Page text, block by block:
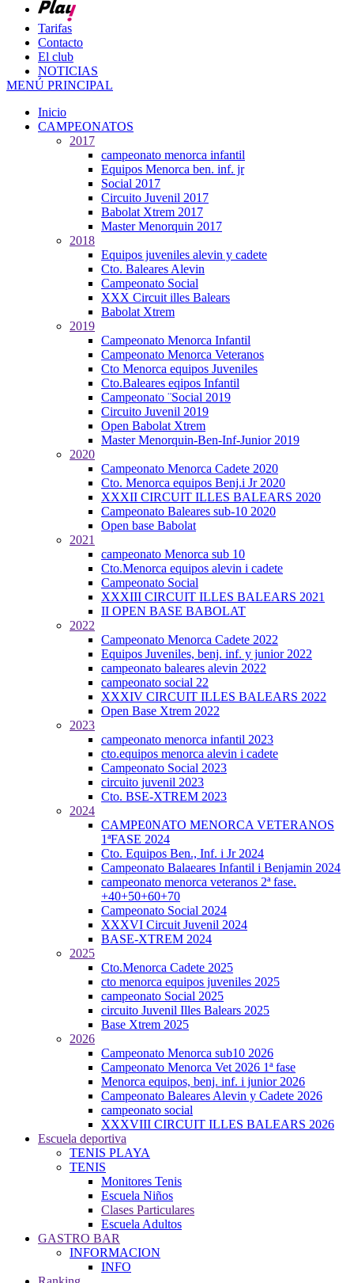
Tarifas
Contacto
El club
NOTICIAS
MENÚ PRINCIPAL
Inicio
CAMPEONATOS
2017
campeonato menorca infantil
Equipos Menorca ben. inf. jr
Social 2017
Circuito Juvenil 2017
Babolat Xtrem 2017
Master Menorquin 2017
2018
Equipos juveniles alevin y cadete
Cto. Baleares Alevin
Campeonato Social
XXX Circuit illes Balears
Babolat Xtrem
2019
Campeonato Menorca Infantil
Campeonato Menorca Veteranos
Cto Menorca equipos Juveniles
Cto.Baleares eqipos Infantil
Campeonato ¨Social 2019
Circuito Juvenil 2019
Open Babolat Xtrem
Master Menorquin-Ben-Inf-Junior 2019
2020
Campeonato Menorca Cadete 2020
Cto. Menorca equipos Benj.i Jr 2020
XXXII CIRCUIT ILLES BALEARS 2020
Campeonato Baleares sub-10 2020
Open base Babolat
2021
campeonato Menorca sub 10
Cto.Menorca equipos alevin i cadete
Campeonato Social
XXXIII CIRCUIT ILLES BALEARS 2021
II OPEN BASE BABOLAT
2022
Campeonato Menorca Cadete 2022
Equipos Juveniles, benj. inf. y junior 2022
campeonato baleares alevin 2022
campeonato social 22
XXXIV CIRCUIT ILLES BALEARS 2022
Open Base Xtrem 2022
2023
campeonato menorca infantil 2023
cto.equipos menorca alevin i cadete
Campeonato Social 2023
circuito juvenil 2023
Cto. BSE-XTREM 2023
2024
CAMPE0NATO MENORCA VETERANOS
1ªFASE 2024
Cto. Equipos Ben., Inf. i Jr 2024
Campeonato Balaeares Infantil i Benjamin 2024
campeonato menorca veteranos 2ª fase.
+40+50+60+70
Campeonato Social 2024
XXXVI Circuit Juvenil 2024
BASE-XTREM 2024
2025
Cto.Menorca Cadete 2025
cto menorca equipos juveniles 2025
campeonato Social 2025
circuito Juvenil Illes Balears 2025
Base Xtrem 2025
2026
Campeonato Menorca sub10 2026
Campeonato Menorca Vet 2026 1ª fase
Menorca equipos, benj. inf. i junior 2026
Campeonato Baleares Alevin y Cadete 2026
campeonato social
XXXVIII CIRCUIT ILLES BALEARS 2026
Escuela deportiva
TENIS PLAYA
TENIS
Monitores Tenis
Escuela Niños
Clases Particulares
Escuela Adultos
GASTRO BAR
INFORMACION
INFO